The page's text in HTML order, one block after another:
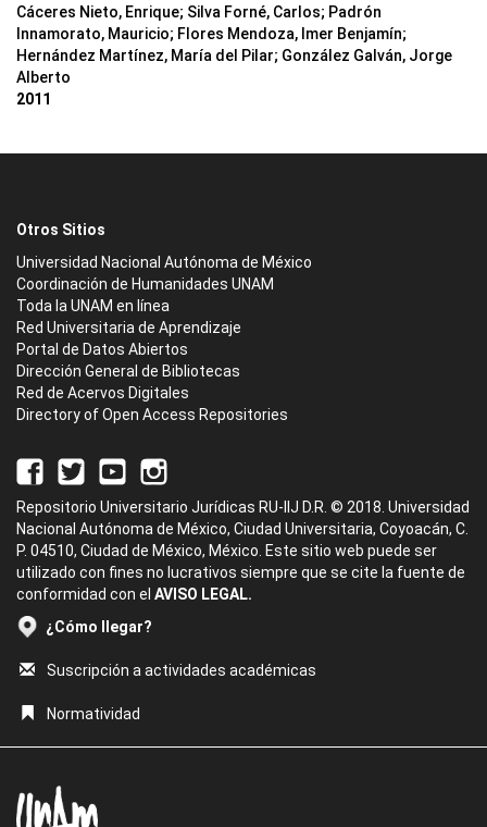
Cáceres Nieto, Enrique; Silva Forné, Carlos; Padrón
Innamorato, Mauricio; Flores Mendoza, Imer Benjamín;
Hernández Martínez, María del Pilar; González Galván, Jorge
Alberto
2011
Otros Sitios
Universidad Nacional Autónoma de México
Coordinación de Humanidades UNAM
Toda la UNAM en línea
Red Universitaria de Aprendizaje
Portal de Datos Abiertos
Dirección General de Bibliotecas
Red de Acervos Digitales
Directory of Open Access Repositories
Repositorio Universitario Jurídicas RU-IIJ D.R. © 2018. Universidad
Nacional Autónoma de México, Ciudad Universitaria, Coyoacán, C.
P. 04510, Ciudad de México, México. Este sitio web puede ser
utilizado con fines no lucrativos siempre que se cite la fuente de
conformidad con el AVISO LEGAL.
¿Cómo llegar?
Suscripción a actividades académicas
Normatividad